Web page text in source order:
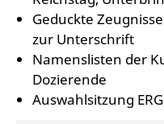
Geduckte
zur Unterschrift
Namenslisten der
Dozierende
Auswahlsitzung